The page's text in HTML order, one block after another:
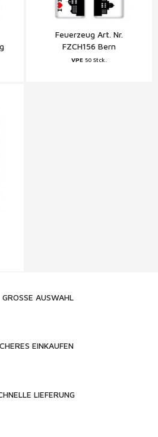
Feuerzeug Art. Nr.
FZCH156 Bern
VPE 50 Stck.
GROSSE AUSWAHL
EINKAUFEN
LIEFERUNG